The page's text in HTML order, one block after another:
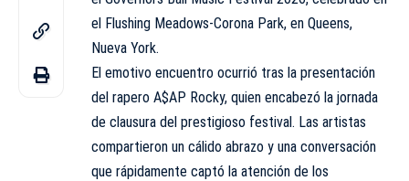
el Flushing Meadows-Corona Park, en Queens,
Nueva York.
El emotivo encuentro ocurrió tras la presentación
del rapero A$AP Rocky, quien encabezó la jornada
de clausura del prestigioso festival. Las artistas
compartieron un cálido abrazo y una conversación
que rápidamente captó la atención de los